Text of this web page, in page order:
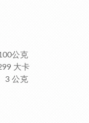
克
卡
克